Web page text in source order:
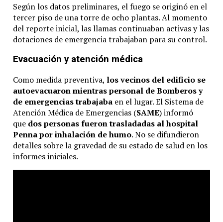
Según los datos preliminares, el fuego se originó en el
tercer piso de una torre de ocho plantas. Al momento
del reporte inicial, las llamas continuaban activas y las
dotaciones de emergencia trabajaban para su control.
Evacuación y atención médica
Como medida preventiva, los vecinos del edificio se
autoevacuaron mientras personal de Bomberos y
de emergencias trabajabaen el lugar. El Sistema de
Atención Médica de Emergencias (SAME) informó
que dos personas fueron trasladadas al hospital
Penna por inhalación de humo. No se difundieron
detalles sobre la gravedad de su estado de salud en los
informes iniciales.